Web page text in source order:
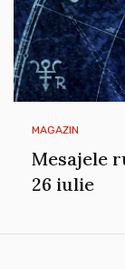
MAGAZIN
Mesajele
26 iulie